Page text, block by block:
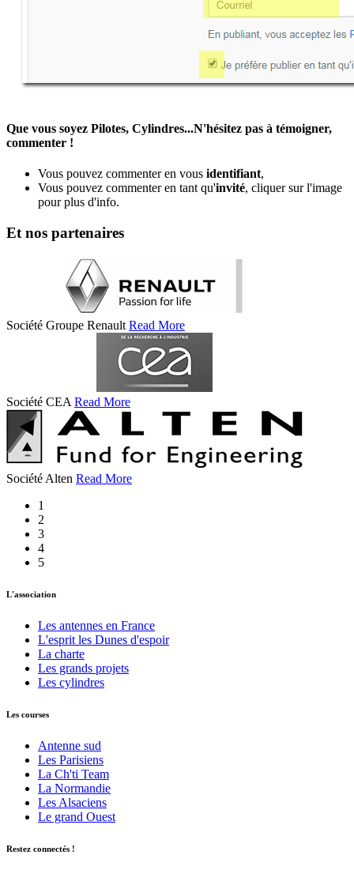
Que vous soyez Pilotes, Cylindres...N'hésitez pas à témoigner,
commenter !
Vous pouvez commenter en vous identifiant,
Vous pouvez commenter en tant qu'invité, cliquer sur l'image
pour plus d'info.
Et nos partenaires
Société Groupe Renault Read More
Société CEA Read More
Société Alten Read More
1
2
3
4
5
L'association
Les antennes en France
L'esprit les Dunes d'espoir
La charte
Les grands projets
Les cylindres
Les courses
Antenne sud
Les Parisiens
La Ch'ti Team
La Normandie
Les Alsaciens
Le grand Ouest
Restez connectés !